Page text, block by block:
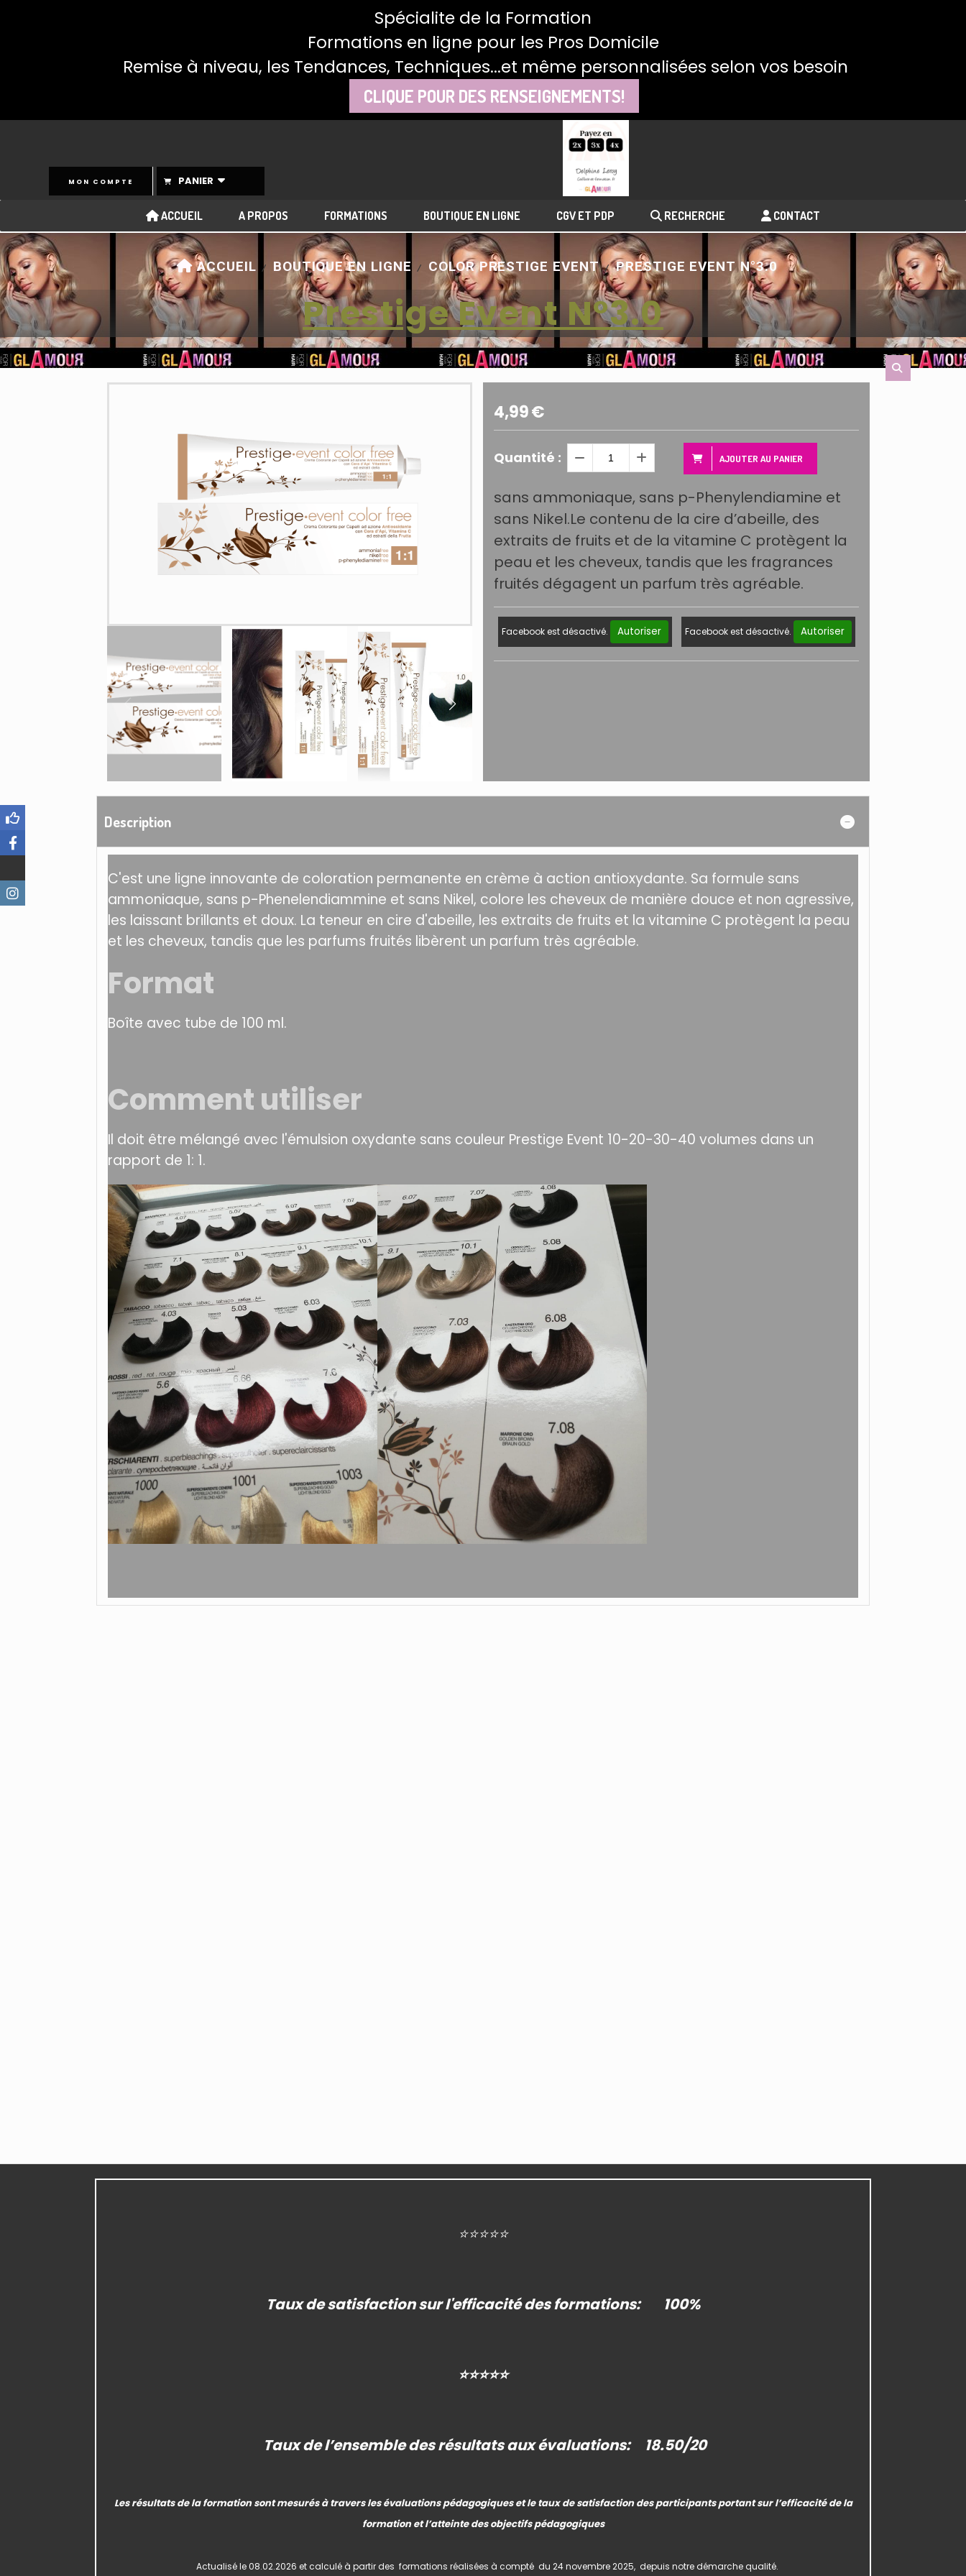
Spécialite de la Formation
Formations en ligne pour les Pros Domicile
Remise à niveau, les Tendances, Techniques...et même personnalisées selon vos besoin
CLIQUE POUR DES RENSEIGNEMENTS!
MON COMPTE PANIER
ACCUEIL A PROPOS FORMATIONS BOUTIQUE EN LIGNE CGV ET PDP RECHERCHE CONTACT
ACCUEIL BOUTIQUE EN LIGNE COLOR PRESTIGE EVENT PRESTIGE EVENT N°3.0
Prestige Event N°3.0
4,99€
Quantité : AJOUTER AU PANIER
sans ammoniaque, sans p-Phenylendiamine et
sans Nikel.Le contenu de la cire d’abeille, des
extraits de fruits et de la vitamine C protègent la
peau et les cheveux, tandis que les fragrances
fruités dégagent un parfum très agréable.
Facebook est désactivé. Autoriser Facebook est désactivé. Autoriser
Description
C'est une ligne innovante de coloration permanente en crème à action antioxydante. Sa formule sans
ammoniaque, sans p-Phenelendiammine et sans Nikel, colore les cheveux de manière douce et non agressive,
les laissant brillants et doux. La teneur en cire d'abeille, les extraits de fruits et la vitamine C protègent la peau
et les cheveux, tandis que les parfums fruités libèrent un parfum très agréable.
Format
Boîte avec tube de 100 ml.
Comment utiliser
Il doit être mélangé avec l'émulsion oxydante sans couleur Prestige Event 10-20-30-40 volumes dans un
rapport de 1: 1.
⭐⭐⭐⭐⭐
Taux de satisfactionsur l'efficacité des formations: 100%
⭐⭐⭐⭐⭐
Taux de l’ensemble desrésultats aux évaluations: 18.50/20
Les résultats de la formation sont mesurés à travers les évaluations pédagogiques et le taux de satisfaction des participants portant sur l’efficacité de la
formation et l’atteinte des objectifs pédagogiques
Actualiséle 08.02.2026 et calculé à partir des formations réalisées à compté du 24 novembre 2025, depuis notre démarche qualité.